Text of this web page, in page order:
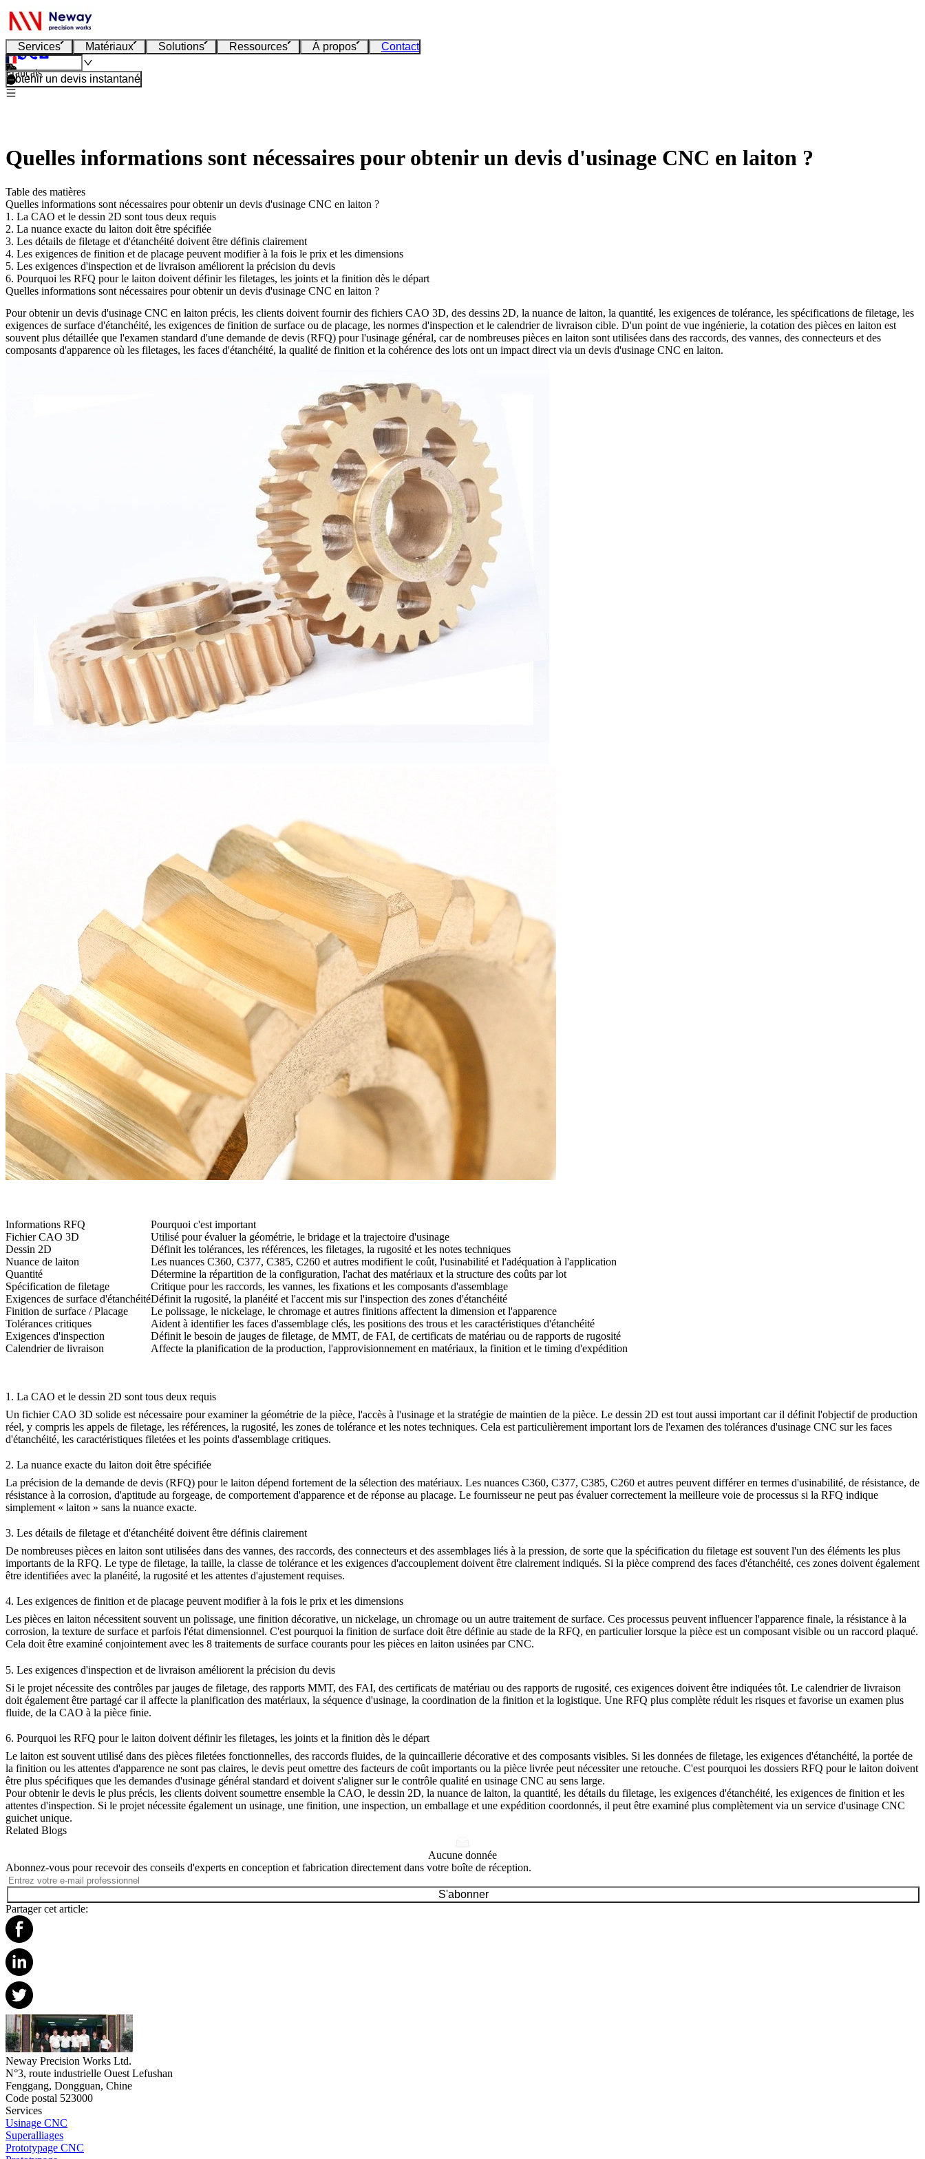
Services Matériaux Solutions Ressources À propos Contact
Français
Obtenir un devis instantané
Quelles informations sont nécessaires pour obtenir un devis d'usinage CNC en laiton ?
Table des matières
Quelles informations sont nécessaires pour obtenir un devis d'usinage CNC en laiton ?
1. La CAO et le dessin 2D sont tous deux requis
2. La nuance exacte du laiton doit être spécifiée
3. Les détails de filetage et d'étanchéité doivent être définis clairement
4. Les exigences de finition et de placage peuvent modifier à la fois le prix et les dimensions
5. Les exigences d'inspection et de livraison améliorent la précision du devis
6. Pourquoi les RFQ pour le laiton doivent définir les filetages, les joints et la finition dès le départ
Quelles informations sont nécessaires pour obtenir un devis d'usinage CNC en laiton ?
Pour obtenir un devis d'usinage CNC en laiton précis, les clients doivent fournir des fichiers CAO 3D, des dessins 2D, la nuance de laiton, la quantité, les exigences de tolérance, les spécifications de filetage, les
exigences de surface d'étanchéité, les exigences de finition de surface ou de placage, les normes d'inspection et le calendrier de livraison cible. D'un point de vue ingénierie, la cotation des pièces en laiton est
souvent plus détaillée que l'examen standard d'une demande de devis (RFQ) pour l'usinage général, car de nombreuses pièces en laiton sont utilisées dans des raccords, des vannes, des connecteurs et des
composants d'apparence où les filetages, les faces d'étanchéité, la qualité de finition et la cohérence des lots ont un impact direct via un devis d'usinage CNC en laiton.
Informations RFQ
Pourquoi c'est important
Fichier CAO 3D
Utilisé pour évaluer la géométrie, le bridage et la trajectoire d'usinage
Dessin 2D
Définit les tolérances, les références, les filetages, la rugosité et les notes techniques
Nuance de laiton
Les nuances C360, C377, C385, C260 et autres modifient le coût, l'usinabilité et l'adéquation à l'application
Quantité
Détermine la répartition de la configuration, l'achat des matériaux et la structure des coûts par lot
Spécification de filetage
Critique pour les raccords, les vannes, les fixations et les composants d'assemblage
Exigences de surface d'étanchéitéDéfinit la rugosité, la planéité et l'accent mis sur l'inspection des zones d'étanchéité
Finition de surface / Placage
Le polissage, le nickelage, le chromage et autres finitions affectent la dimension et l'apparence
Tolérances critiques
Aident à identifier les faces d'assemblage clés, les positions des trous et les caractéristiques d'étanchéité
Exigences d'inspection
Définit le besoin de jauges de filetage, de MMT, de FAI, de certificats de matériau ou de rapports de rugosité
Calendrier de livraison
Affecte la planification de la production, l'approvisionnement en matériaux, la finition et le timing d'expédition
1. La CAO et le dessin 2D sont tous deux requis
Un fichier CAO 3D solide est nécessaire pour examiner la géométrie de la pièce, l'accès à l'usinage et la stratégie de maintien de la pièce. Le dessin 2D est tout aussi important car il définit l'objectif de production
réel, y compris les appels de filetage, les références, la rugosité, les zones de tolérance et les notes techniques. Cela est particulièrement important lors de l'examen des tolérances d'usinage CNC sur les faces
d'étanchéité, les caractéristiques filetées et les points d'assemblage critiques.
2. La nuance exacte du laiton doit être spécifiée
La précision de la demande de devis (RFQ) pour le laiton dépend fortement de la sélection des matériaux. Les nuances C360, C377, C385, C260 et autres peuvent différer en termes d'usinabilité, de résistance, de
résistance à la corrosion, d'aptitude au forgeage, de comportement d'apparence et de réponse au placage. Le fournisseur ne peut pas évaluer correctement la meilleure voie de processus si la RFQ indique
simplement « laiton » sans la nuance exacte.
3. Les détails de filetage et d'étanchéité doivent être définis clairement
De nombreuses pièces en laiton sont utilisées dans des vannes, des raccords, des connecteurs et des assemblages liés à la pression, de sorte que la spécification du filetage est souvent l'un des éléments les plus
importants de la RFQ. Le type de filetage, la taille, la classe de tolérance et les exigences d'accouplement doivent être clairement indiqués. Si la pièce comprend des faces d'étanchéité, ces zones doivent également
être identifiées avec la planéité, la rugosité et les attentes d'ajustement requises.
4. Les exigences de finition et de placage peuvent modifier à la fois le prix et les dimensions
Les pièces en laiton nécessitent souvent un polissage, une finition décorative, un nickelage, un chromage ou un autre traitement de surface. Ces processus peuvent influencer l'apparence finale, la résistance à la
corrosion, la texture de surface et parfois l'état dimensionnel. C'est pourquoi la finition de surface doit être définie au stade de la RFQ, en particulier lorsque la pièce est un composant visible ou un raccord plaqué.
Cela doit être examiné conjointement avec les 8 traitements de surface courants pour les pièces en laiton usinées par CNC.
5. Les exigences d'inspection et de livraison améliorent la précision du devis
Si le projet nécessite des contrôles par jauges de filetage, des rapports MMT, des FAI, des certificats de matériau ou des rapports de rugosité, ces exigences doivent être indiquées tôt. Le calendrier de livraison
doit également être partagé car il affecte la planification des matériaux, la séquence d'usinage, la coordination de la finition et la logistique. Une RFQ plus complète réduit les risques et favorise un examen plus
fluide, de la CAO à la pièce finie.
6. Pourquoi les RFQ pour le laiton doivent définir les filetages, les joints et la finition dès le départ
Le laiton est souvent utilisé dans des pièces filetées fonctionnelles, des raccords fluides, de la quincaillerie décorative et des composants visibles. Si les données de filetage, les exigences d'étanchéité, la portée de
la finition ou les attentes d'apparence ne sont pas claires, le devis peut omettre des facteurs de coût importants ou la pièce livrée peut nécessiter une retouche. C'est pourquoi les dossiers RFQ pour le laiton doivent
être plus spécifiques que les demandes d'usinage général standard et doivent s'aligner sur le contrôle qualité en usinage CNC au sens large.
Pour obtenir le devis le plus précis, les clients doivent soumettre ensemble la CAO, le dessin 2D, la nuance de laiton, la quantité, les détails du filetage, les exigences d'étanchéité, les exigences de finition et les
attentes d'inspection. Si le projet nécessite également un usinage, une finition, une inspection, un emballage et une expédition coordonnés, il peut être examiné plus complètement via un service d'usinage CNC
guichet unique.
Related Blogs
Aucune donnée
Abonnez-vous pour recevoir des conseils d'experts en conception et fabrication directement dans votre boîte de réception.
S'abonner
Partager cet article:
Neway Precision Works Ltd.
N°3, route industrielle Ouest Lefushan
Fenggang, Dongguan, Chine
Code postal 523000
Services
Usinage CNC
Superalliages
Prototypage CNC